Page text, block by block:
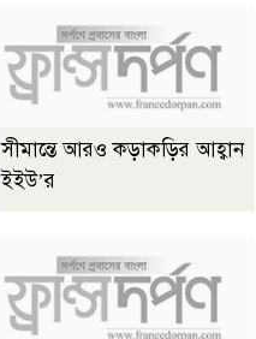
সীমান্তে আরও কড়াকড়ির আহ্বান
ইইউ’র